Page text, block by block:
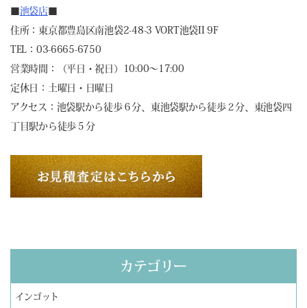
池袋店
住所：東京都豊島区南池袋2-48-3 VORT池袋II 9F
TEL：03-6665-6750
営業時間：（平日・祝日）10:00～17:00
定休日：土曜日・日曜日
アクセス：池袋駅から徒歩６分、東池袋駅から徒歩２分、東池袋四
丁目駅から徒歩５分
カテゴリー
インゴット